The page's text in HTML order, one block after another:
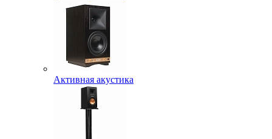
Активная акустика